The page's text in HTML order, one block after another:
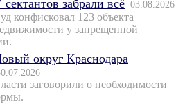
забрали всё 03.08.2026
конфисковал 123 объекта
у запрещенной
округ Краснодара
заговорили о необходимости